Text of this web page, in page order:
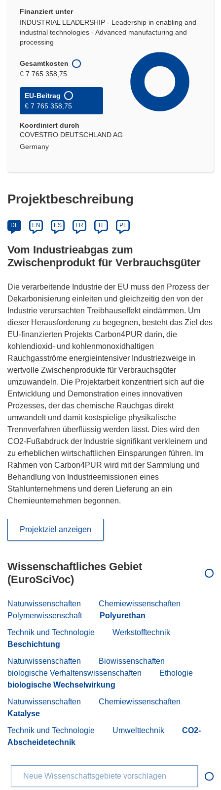
Finanziert unter
INDUSTRIAL LEADERSHIP - Leadership in enabling and
industrial technologies - Advanced manufacturing and
processing
Gesamtkosten
€ 7 765 358,75
EU-Beitrag
€ 7 765 358,75
Koordiniert durch
COVESTRO DEUTSCHLAND AG
Germany
Projektbeschreibung
DE EN ES FR IT PL
Vom Industrieabgas zum
Zwischenprodukt für Verbrauchsgüter
Die verarbeitende Industrie der EU muss den Prozess der
Dekarbonisierung einleiten und gleichzeitig den von der
Industrie verursachten Treibhauseffekt eindämmen. Um
dieser Herausforderung zu begegnen, besteht das Ziel des
EU-finanzierten Projekts Carbon4PUR darin, die
kohlendioxid- und kohlenmonoxidhaltigen
Rauchgasströme energieintensiver Industriezweige in
wertvolle Zwischenprodukte für Verbrauchsgüter
umzuwandeln. Die Projektarbeit konzentriert sich auf die
Entwicklung und Demonstration eines innovativen
Prozesses, der das chemische Rauchgas direkt
umwandelt und damit kostspielige physikalische
Trennverfahren überflüssig werden lässt. Dies wird den
CO2-Fußabdruck der Industrie signifikant verkleinern und
zu erheblichen wirtschaftlichen Einsparungen führen. Im
Rahmen von Carbon4PUR wird mit der Sammlung und
Behandlung von Industrieemissionen eines
Stahlunternehmens und deren Lieferung an ein
Chemieunternehmen begonnen.
Projektziel anzeigen
Wissenschaftliches Gebiet
(EuroSciVoc)
Naturwissenschaften
Chemiewissenschaften
Polymerwissenschaft
Polyurethan
Technik und Technologie
Werkstofftechnik
Beschichtung
Naturwissenschaften
Biowissenschaften
biologische Verhaltenswissenschaften
Ethologie
biologische Wechselwirkung
Naturwissenschaften
Chemiewissenschaften
Katalyse
Technik und Technologie
Umwelttechnik
CO2-
Abscheidetechnik
Neue Wissenschaftsgebiete vorschlagen